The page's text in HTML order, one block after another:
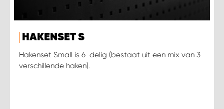
HAKENSET S
Hakenset Small is 6-delig (bestaat uit een mix van 3
verschillende haken).